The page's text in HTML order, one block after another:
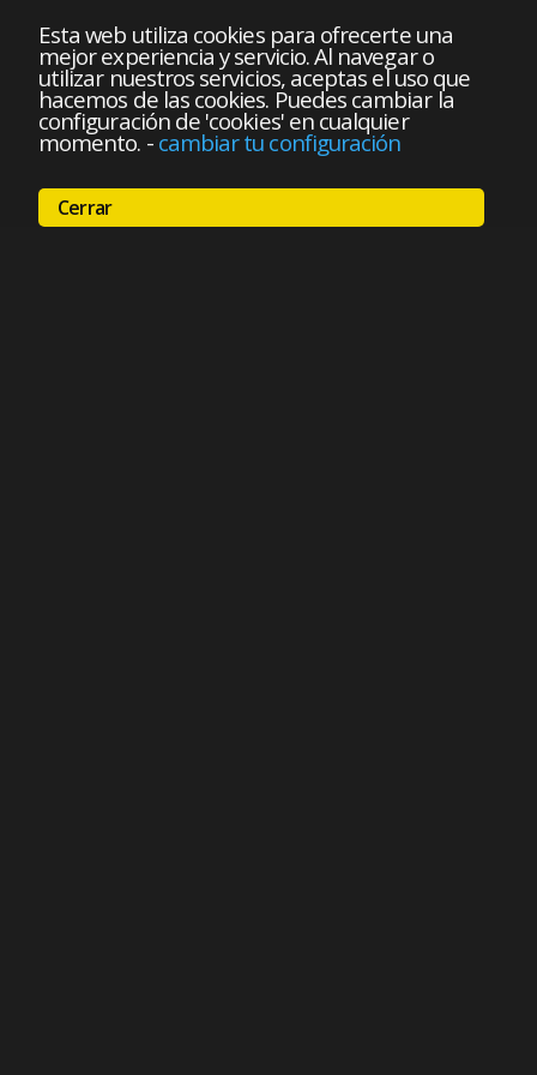
Esta web utiliza cookies para ofrecerte una
mejor experiencia y servicio. Al navegar o
utilizar nuestros servicios, aceptas el uso que
hacemos de las cookies. Puedes cambiar la
configuración de 'cookies' en cualquier
momento. - cambiar tu configuración
Cerrar